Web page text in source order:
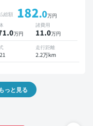
シート スマートキー
バックモニター 全方
メラ ドライブレコーダ
衝突軽減 両側電動スラ
ドア 7人乗り
総額 182.0万円
万円
諸費用
11.0万円
走行距離
2.2万km
っと見る